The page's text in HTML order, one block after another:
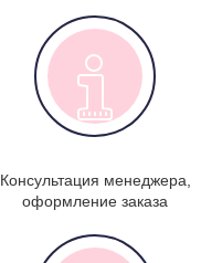
Консультация менеджера,
оформление заказа